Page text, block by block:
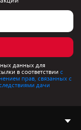
данных для
в соответствии с
прав, связанных с
дачи